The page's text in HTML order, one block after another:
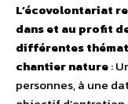
L’écovolontariat
dans et au profit
différentes
chantier nature:
personnes, à une